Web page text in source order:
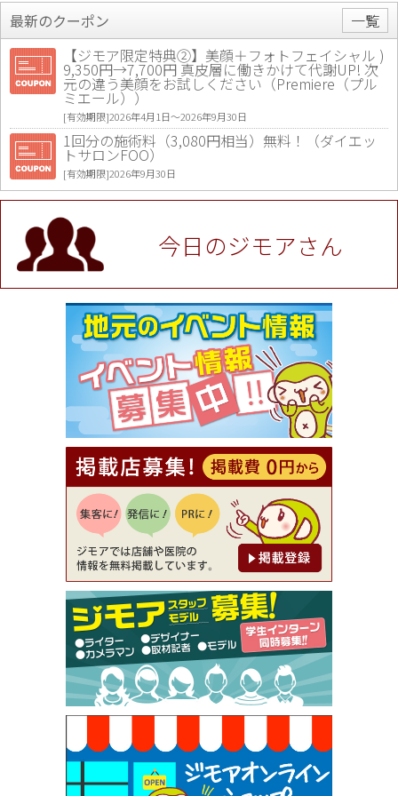
最新のクーポン
一覧
【ジモア限定特典②】美顔＋フォトフェイシャル )
9,350円→7,700円 真皮層に働きかけて代謝UP! 次
元の違う美顔をお試しください（Premiere（プル
ミエール））
[有効期限]2026年4月1日〜2026年9月30日
1回分の施術料（3,080円相当）無料！（ダイエッ
トサロンFOO）
[有効期限]2026年9月30日
値段提示後「ジモア見た」で更に買い取り金額 U
P！※チケットと新品商品は除く（大黒屋 高田馬場
駅前店）
[有効期限]2026年9月30日
★ジモア限定特典★ お会計より全品5％OFF（ナチ
ュラル＆ハンドメイドショップ［マキマキ］）
[有効期限]2026年9月30日まで
【ジモア限定①】初回割引 特価 VIO脱毛11,000円
⇒8,800円（メンズ専門ワックス脱毛サロン Mickle
（ミックル））
[有効期限]2026年9月30日
【ジモア読者特典2】コース 3,500円→3,000円（料
理5品+2時間飲み放題）（創作イタリアン Pia Cu
ore（ピアクオーレ））
[有効期限]2026年9月30日
【ジモア読者特典1】料理全品20％OFF ※18時以
降（創作イタリアン Pia Cuore（ピアクオーレ））
[有効期限]2026年9月30日
【ジモア限定②】初回割引 特価 鼻毛脱毛 半額 2,2
00円⇒1,100円（メンズ専門ワックス脱毛サロン Mi
ckle（ミックル））
[有効期限]2026年9月30日
【ジモア限定特典①】まつ毛カール 3,850円→ 2,7
50円（Premiere（プルミエール））
[有効期限]2026年9月30日
焼き餃子 一皿サービス（餃子酒場たっちゃん 西
早稲田店）
[有効期限]2026年9月30日
今日のジモアさん